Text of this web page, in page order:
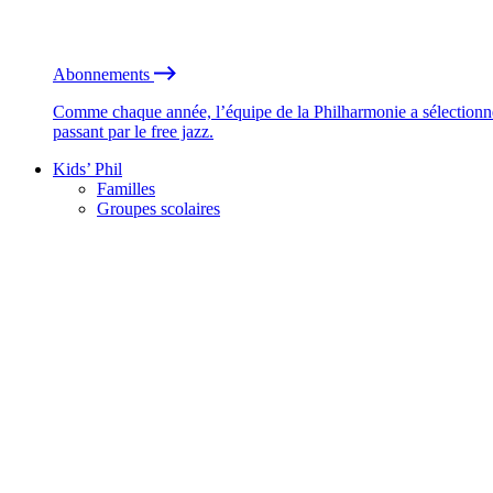
Abonnements
Comme chaque année, l’équipe de la Philharmonie a
passant par le free jazz.
Kids’ Phil
Familles
Groupes scolaires